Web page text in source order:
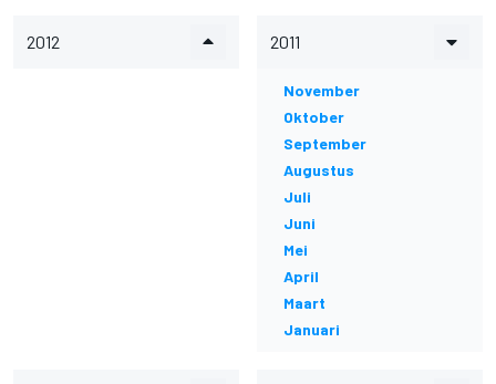
2012 2011
November
Oktober
September
Augustus
Juli
Juni
Mei
April
Maart
Januari